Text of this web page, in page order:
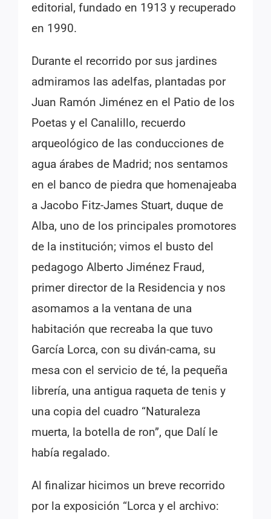
editorial, fundado en 1913 y recuperado
en 1990.
Durante el recorrido por sus jardines
admiramos las adelfas, plantadas por
Juan Ramón Jiménez en el Patio de los
Poetas y el Canalillo, recuerdo
arqueológico de las conducciones de
agua árabes de Madrid; nos sentamos
en el banco de piedra que homenajeaba
a Jacobo Fitz-James Stuart, duque de
Alba, uno de los principales promotores
de la institución; vimos el busto del
pedagogo Alberto Jiménez Fraud,
primer director de la Residencia y nos
asomamos a la ventana de una
habitación que recreaba la que tuvo
García Lorca, con su diván-cama, su
mesa con el servicio de té, la pequeña
librería, una antigua raqueta de tenis y
una copia del cuadro “Naturaleza
muerta, la botella de ron”, que Dalí le
había regalado.
Al finalizar hicimos un breve recorrido
por la exposición “Lorca y el archivo: